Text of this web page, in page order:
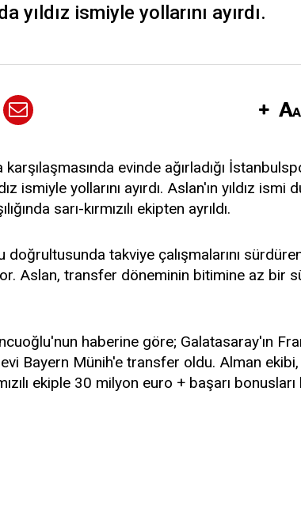
yıldız ismiyle yollarını ayırdı.
evinde ağırladığı
ismiyle yollarını ayırdı. Aslan'ın yıldız ismi
sarı-kırmızılı ekipten ayrıldı.
doğrultusunda takviye çalışmalarını
Aslan, transfer döneminin bitimine az bir
haberine göre; Galatasaray'ın
Bayern Münih'e transfer oldu. Alman ekibi,
ekiple 30 milyon euro + başarı bonusları